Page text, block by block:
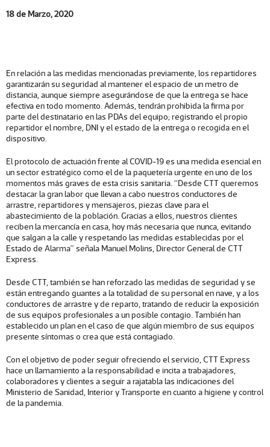
18 de Marzo, 2020
En relación a las medidas mencionadas previamente, los repartidores
garantizarán su seguridad al mantener el espacio de un metro de
distancia, aunque siempre asegurándose de que la entrega se hace
efectiva en todo momento. Además, tendrán prohibida la firma por
parte del destinatario en las PDAs del equipo; registrando el propio
repartidor el nombre, DNI y el estado de la entrega o recogida en el
dispositivo.
El protocolo de actuación frente al COVID-19 es una medida esencial en
un sector estratégico como el de la paquetería urgente en uno de los
momentos más graves de esta crisis sanitaria. “Desde CTT queremos
destacar la gran labor que llevan a cabo nuestros conductores de
arrastre, repartidores y mensajeros, piezas clave para el
abastecimiento de la población. Gracias a ellos, nuestros clientes
reciben la mercancía en casa, hoy más necesaria que nunca, evitando
que salgan a la calle y respetando las medidas establecidas por el
Estado de Alarma” señala Manuel Molins, Director General de CTT
Express.
Desde CTT, también se han reforzado las medidas de seguridad y se
están entregando guantes a la totalidad de su personal en nave, y a los
conductores de arrastre y de reparto, tratando de reducir la exposición
de sus equipos profesionales a un posible contagio. También han
establecido un plan en el caso de que algún miembro de sus equipos
presente síntomas o crea que está contagiado.
Con el objetivo de poder seguir ofreciendo el servicio, CTT Express
hace un llamamiento a la responsabilidad e incita a trabajadores,
colaboradores y clientes a seguir a rajatabla las indicaciones del
Ministerio de Sanidad, Interior y Transporte en cuanto a higiene y control
de la pandemia.